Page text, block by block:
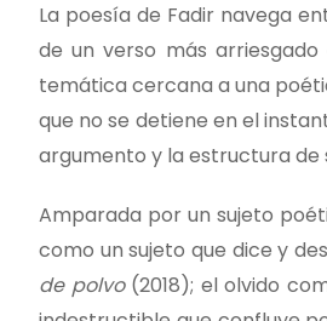
La poesía de Fadir navega
de un verso más
temática cercana a una
que no se detiene en el
argumento y la estructura de
Amparada por un sujeto
como un sujeto que dice y
de polvo(2018); el olvido